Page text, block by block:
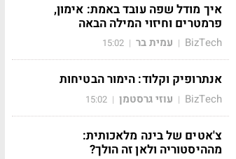
איך מודל שפה עובד באמת: אימון,
פרמטרים וחיזוי המילה הבאה
BizTech
| עמית בר |
15:02
אנתרופיק וקלוד: הימור הבטיחות
BizTech
| עוזי גרסטמן |
15:02
צ'אטים של בינה מלאכותית:
מההיסטוריה ולאן זה הולך?